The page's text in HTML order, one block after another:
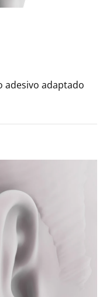
adesivo adaptado